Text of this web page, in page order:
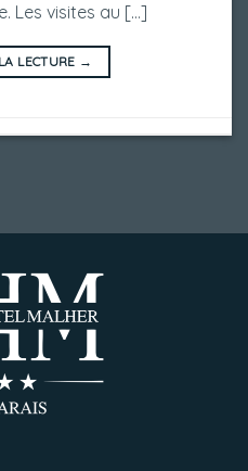
Les visites au […]
LECTURE →